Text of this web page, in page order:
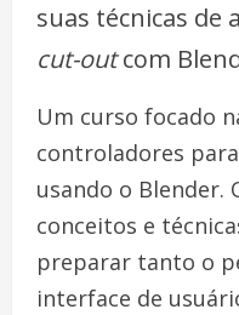
suas técnicas de
cut-outcom
Um curso focado
controladores
usando o Blender.
conceitos e
preparar tanto o
interface de